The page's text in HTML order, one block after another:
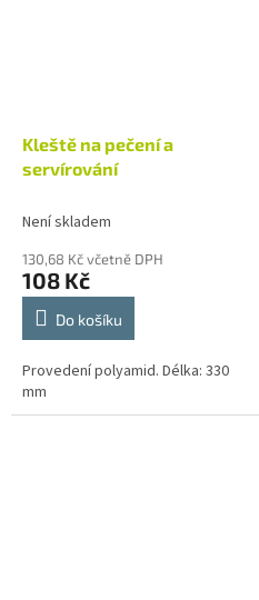
Kleště na pečení a
servírování
Není skladem
130,68 Kč včetně DPH
108 Kč
Do košíku
Provedení polyamid. Délka: 330
mm